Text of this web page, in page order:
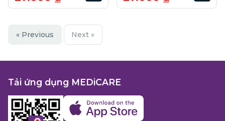
« Previous Next »
Tải ứng dụng MEDiCARE